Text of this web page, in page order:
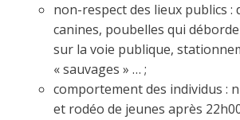
non-respect des lieux publics :
canines, poubelles qui
sur la voie publique,
« sauvages » … ;
comportement des individus :
et rodéo de jeunes après